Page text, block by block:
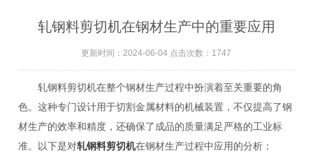
轧钢料剪切机在钢材生产中的重要应用
更新时间：2024-06-04 点击次数：1747
轧钢料剪切机在整个钢材生产过程中扮演着至关重要的角
色。这种专门设计用于切割金属材料的机械装置，不仅提高了钢
材生产的效率和精度，还确保了成品的质量满足严格的工业标
准。以下是对轧钢料剪切机在钢材生产过程中应用的分析：